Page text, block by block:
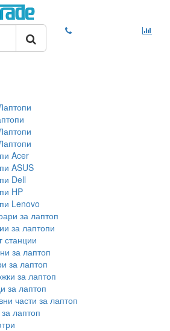
Acer
ASUS
Dell
HP
Lenovo
за лаптоп
за лаптопи
станции
за лаптоп
за лаптоп
за лаптоп
за лаптоп
части за лаптоп
лаптоп